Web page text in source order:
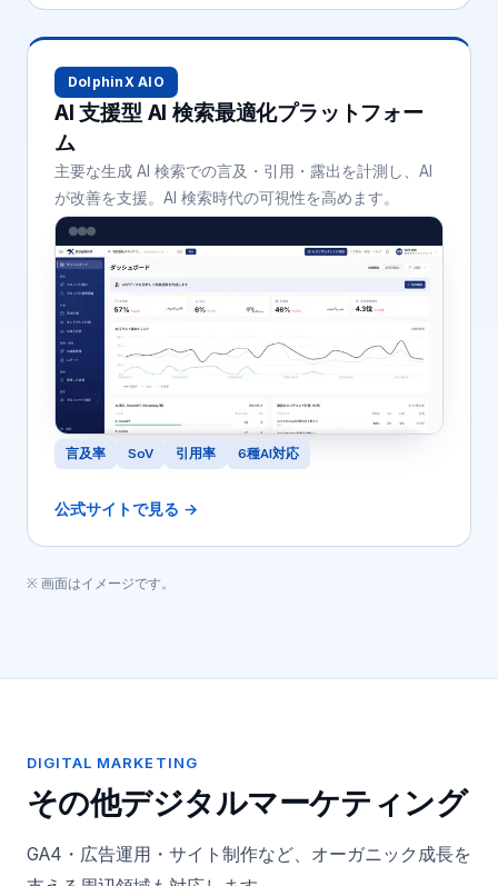
DolphinX AIO
AI 支援型 AI 検索最適化プラットフォー
ム
主要な生成 AI 検索での言及・引用・露出を計測し、AI
が改善を支援。AI 検索時代の可視性を高めます。
言及率 SoV 引用率 6種AI対応
公式サイトで見る →
※ 画面はイメージです。
DIGITAL MARKETING
その他デジタルマーケティング
GA4・広告運用・サイト制作など、オーガニック成長を